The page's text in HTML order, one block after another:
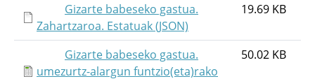
Gizarte babeseko gastua.
Zahartzaroa. Estatuak (JSON)
19.69 KB
Gizarte babeseko gastua.
umezurtz-alargun funtzio(eta)rako
50.02 KB